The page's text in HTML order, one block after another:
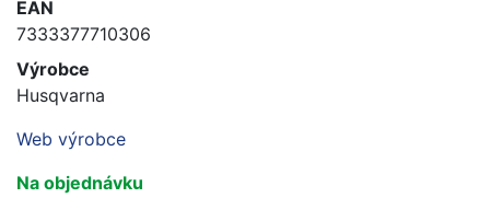
EAN
7333377710306
Výrobce
Husqvarna
Web výrobce
Na objednávku